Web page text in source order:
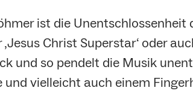
ist die Unentschlossenheit
Christ Superstar‘ oder
und so pendelt die Musik
vielleicht auch einem